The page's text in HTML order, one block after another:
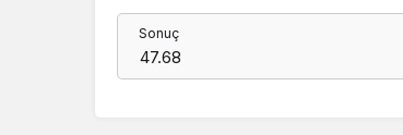
Sonuç